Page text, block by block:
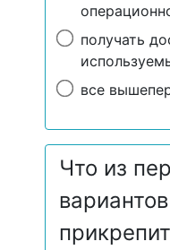
получать
все
Что из